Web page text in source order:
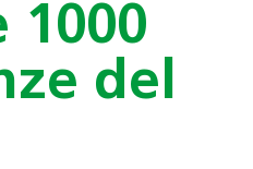
1000
del